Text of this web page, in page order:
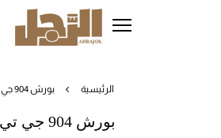
الرئيسية بورش 904 جي تي إس
بورش 904 جي تي إس